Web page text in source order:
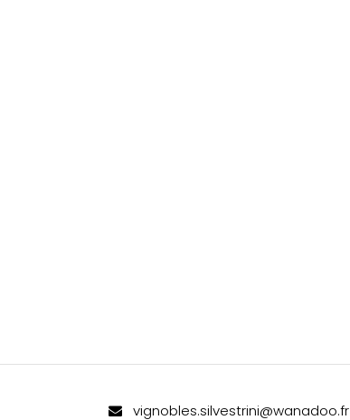
vignobles.silvestrini@wanadoo.fr